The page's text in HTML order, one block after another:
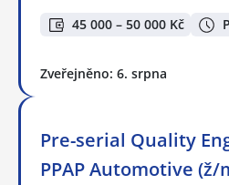
45 000 – 50 000 Kč
Zveřejněno: 6. srpna
Pre-serial Quality
PPAP Automotive (ž/